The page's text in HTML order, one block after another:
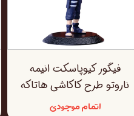
فیگور کیوپاسکت انیمه
ناروتو طرح کاکاشی هاتاکه
اتمام موجودی